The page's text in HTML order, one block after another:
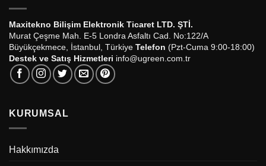
Maxitekno Bilişim Elektronik Ticaret LTD. ŞTİ.
Murat Çeşme Mah. E-5 Londra Asfaltı Cad. No:122/A
Büyükçekmece, İstanbul, Türkiye Telefon (Pzt-Cuma 9:00-18:00)
Destek ve Satış Hizmetleri info@ugreen.com.tr
KURUMSAL
Hakkımızda